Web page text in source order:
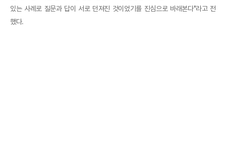
있는 사례로 질문과 답이 서로 던져진 것이었기를 진심으로 바래본다"라고 전
했다.